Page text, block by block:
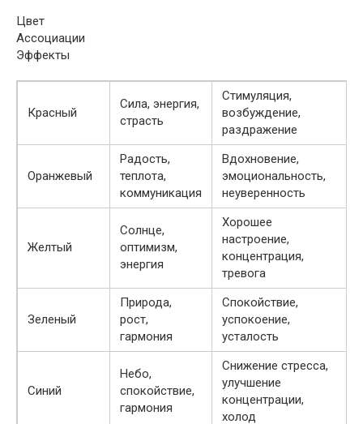
Цвет
Ассоциации
Эффекты
Красный
Сила, энергия,
страсть
Стимуляция,
возбуждение,
раздражение
Оранжевый
Радость,
теплота,
коммуникация
Вдохновение,
эмоциональность,
неуверенность
Желтый
Солнце,
оптимизм,
энергия
Хорошее
настроение,
концентрация,
тревога
Зеленый
Природа,
рост,
гармония
Спокойствие,
успокоение,
усталость
Синий
Небо,
спокойствие,
гармония
Снижение стресса,
улучшение
концентрации,
холод